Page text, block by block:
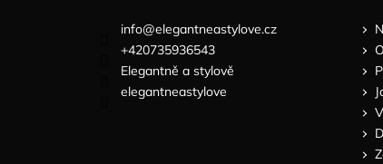
info@elegantneastylove.cz
+420735936543
Elegantně a stylově
elegantneastylove